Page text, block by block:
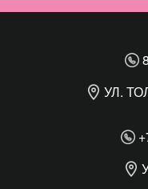
УЛ.